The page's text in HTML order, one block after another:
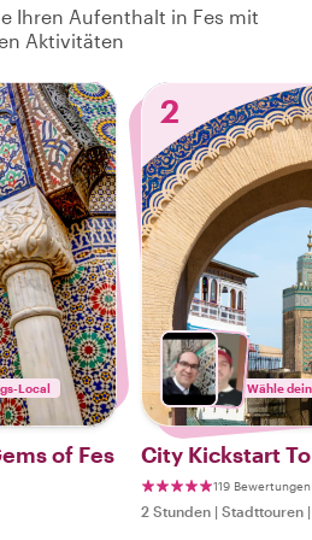
Ihren Aufenthalt in Fes mit
Aktivitäten
Local
of Fes
2
Wähle
City Kickstart
119 Bewertungen
2 Stunden | Stadttouren